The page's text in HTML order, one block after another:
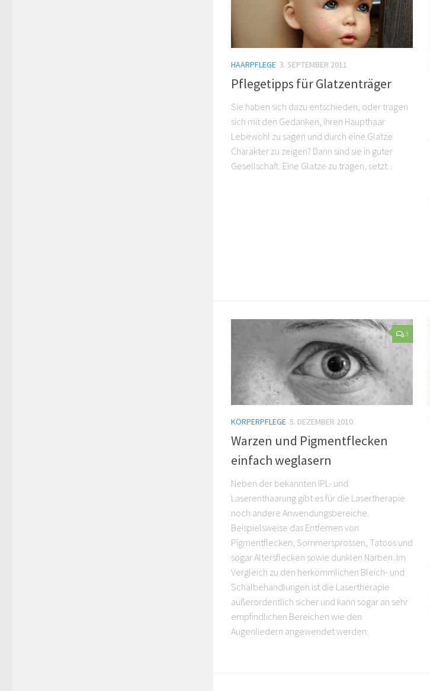
HAARPFLEGE 3. SEPTEMBER 2011
Sie haben sich dazu entschieden, oder tragen
sich mit den Gedanken, ihren Haupthaar
Lebewohl zu sagen und durch eine Glatze
Charakter zu zeigen? Dann sind sie in guter
KÖRPERPFLEGE 5. DEZEMBER 2010
Warzen und Pigmentflecken
Neben der bekannten IPL- und
Laserenthaarung gibt es für die Lasertherapie
noch andere Anwendungsbereiche.
Beispielsweise das Entfernen von
Pigmentflecken, Sommersprossen, Tatoos und
sogar Altersflecken sowie dunklen Narben. Im
Vergleich zu den herkömmlichen Bleich- und
Schälbehandlungen ist die Lasertherapie
außerordentlich sicher und kann sogar an sehr
empfindlichen Bereichen wie den